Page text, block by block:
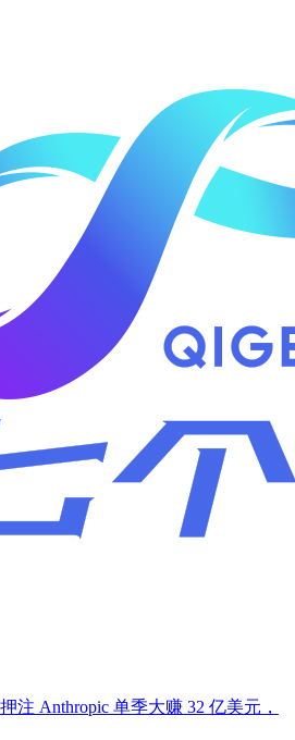
注 Anthropic 单季大赚 32 亿美元，